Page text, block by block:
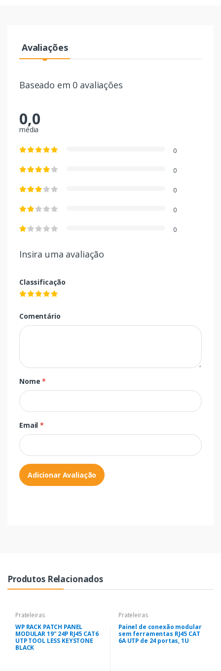
Avaliações
Baseado em 0 avaliações
0,0
média
0
0
0
0
0
Insira uma avaliação
Classificação
Comentário
Nome*
Email*
Adicionar Avaliação
Produtos Relacionados
Prateleiras
WP RACK PATCH PANEL
MODULAR 19" 24P RJ45 CAT6
UTP TOOL LESS KEYSTONE
BLACK
Prateleiras
Painel de conexão modular
sem ferramentas RJ45 CAT
6A UTP de 24 portas, 1U